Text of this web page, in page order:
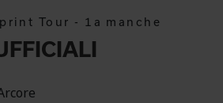
Tour - 1a manche